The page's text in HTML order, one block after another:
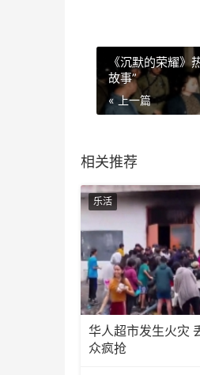
《沉默的荣耀》
故事”
« 上一篇
相关推荐
乐活
华人超市发生火灾
众疯抢